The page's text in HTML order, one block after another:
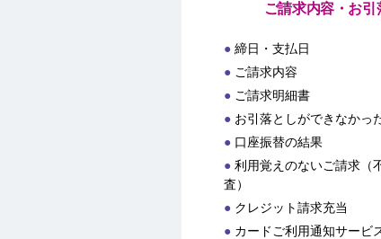
ご請求内容・お引
締日・支払日
ご請求内容
ご請求明細書
お引落としができなかっ
口座振替の結果
利用覚えのないご請求（
査）
クレジット請求充当
カードご利用通知サービ